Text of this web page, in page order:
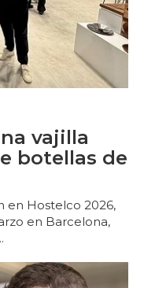
vajilla
botellas de
en Hostelco 2026,
en Barcelona,